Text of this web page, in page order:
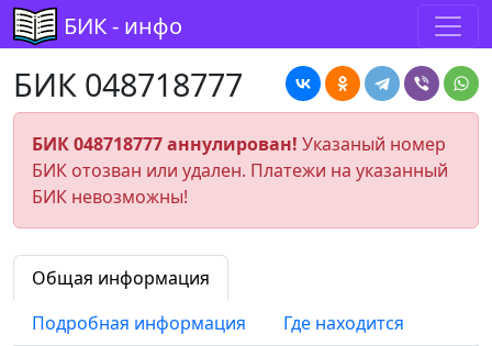
БИК - инфо
БИК 048718777
БИК 048718777 аннулирован! Указаный номер
БИК отозван или удален. Платежи на указанный
БИК невозможны!
Общая информация
Подробная информация
Где находится